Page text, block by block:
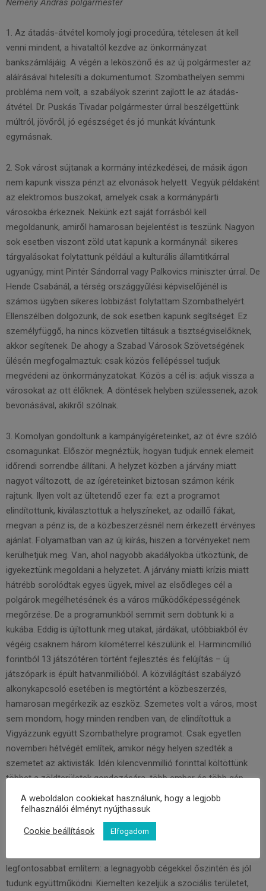
1. Az átadás-átvétel komoly jogi procedúra, tételesen át kell
venni mindent, a hivataltól kezdve az önkormányzat
bankszámlájáig. A végén a leköszönő és az új polgármester az
aláírásával hitelesíti a dokumentumot. Szombathelyen semmi
probléma nem volt, a szabályok szerint zajlott le az átadás-
átvétel. Dr. Puskás Tivadar polgármester úrral beszélgettünk
múltról, jövőről, jó egészséget és jó munkát kívántunk
egymásnak.
2. Sok várost sújtanak a kormány intézkedései, de másik ágon
nem kapunk vissza pénzt az elvonások helyett. Vegyük példaként
az elektromos buszokat, amelyek csak a kormánypárti
városokba érkeznek. Nekünk ezt saját forrásból kell
megoldanunk, amiről hamarosan bejelentést is teszünk. Nagyon
sok esetben viszont zöld utat kapunk a kormánynál: sikeres
tárgyalásokat folytattunk például a kulturális államtitkárral
ugyanúgy, mint Pintér Sándorral vagy Palkovics miniszter úrral. De
Hende Csabánál, a térség országgyűlési képviselőjénél is
számos ügyben sikeres lobbizást folytattam Szombathelyért.
Ellenszélben dolgozunk, de sok esetben kapunk segítséget. Ez
személyfüggő, ha nincs közvetlen tiltásuk a tisztségviselőknek,
akkor segítenek. De ahogy a Szabad Városok Szövetségének
ülésén megfogalmaztuk: csak közös fellépéssel tudjuk
megvédeni az önkormányzatokat. Közös a cél is: adjuk vissza a
városokat az ott élőknek. A döntések helyben szülessenek, azok
bevonásával, akikről szólnak.
3. Komolyan gondoltunk a kampányígéreteinket, az öt évre szóló
csomagunkat. Először megnéztük, hogyan tudjuk ennek elemeit
időrendi sorrendbe állítani. A helyzet közben a járvány miatt
nagyot változott, de az ígéreteinket biztosan számon kérik
rajtunk. Ilyen volt az ültetendő ezer fa: ezt a programot
elindítottunk, kiválasztottuk a helyszíneket, az odaillő fákat,
megvan a pénz is, de a közbeszerzésnél nem érkezett érvényes
ajánlat. Folyamatban van az új kiírás, hiszen a törvényeket nem
kerülhetjük meg. Van, ahol nagyobb akadályokba ütköztünk, de
igyekeztünk megoldani a helyzetet. A járvány miatti krízis miatt
hátrébb sorolódtak egyes ügyek, mivel az elsődleges cél a
polgárok megélhetésének és a város működőképességének
megőrzése. De a programunkból semmit sem dobtunk ki a
kukába. Eddig is újítottunk meg utakat, járdákat, utóbbiakból év
végéig csaknem három kilométerrel készülünk el. Harmincmillió
forintból 13 játszóté­ren történt fejlesztés és felújítás – új
játszópark is épült hatvanmillióból. A közvilágítást szabályzó
alkonykapcsoló esetében is megtörtént a közbeszerzés,
hamarosan megérkezik az eszköz. Szemetes volt a város, most
sem mondom, hogy minden rendben van, de elindítottuk a
Vigyázzunk együtt Szombathelyre programot. Csak egyetlen
novemberi hétvégét említek, amikor négy helyen szedték a
szemetet az aktivisták. Idén kilencvenmillió forinttal költöttünk
többet a zöldterületek gondozására, több ember és több gép
végzi a fenntartást. Megcsináltuk a Nyitott városháza programot,
a járvány idején is hét helyszínen 31 ingyenes kulturális
programot kínáltunk a polgároknak.
legfontosabbat említem: a legnagyobb cégekkel őszintén és jól
tudunk együttműködni. Kiemelten kezeljük a szociális területet,
A weboldalon cookiekat használunk, hogy a legjobb
felhasználói élményt nyújthassuk
Cookie beállítások Elfogadom